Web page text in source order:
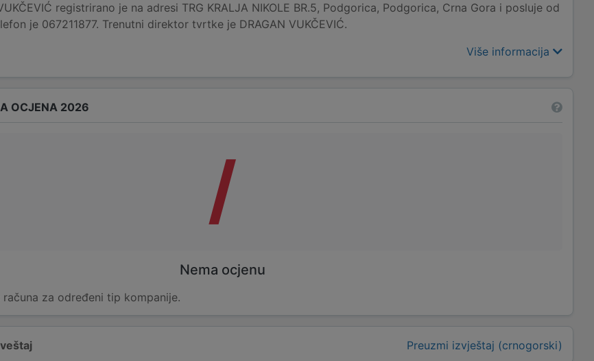
registrirano je na adresi TRG KRALJA NIKOLE BR.5, Podgorica, Podgorica, Crna Gora i posluje od
je 067211877. Trenutni direktor tvrtke je DRAGAN VUKČEVIĆ.
Više informacija
Preuzmi izvještaj (crnogorski)
OCJENA 2026
/
Nema ocjenu
za određeni tip kompanije.